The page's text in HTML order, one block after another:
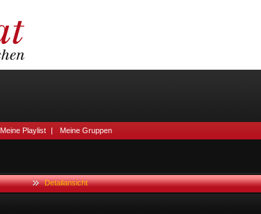
Meine Playlist | Meine Gruppen
Detailansicht